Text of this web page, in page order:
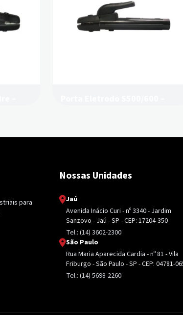
para
Nossas Unidades
Jaú
Avenida Inácio Curi - nº 3340 - Jardim
Sanzovo - Jaú - SP - CEP: 17204-350
Tel.: (14) 3602-2300
São Paulo
Rua Maria Aparecida Cardia - nº 81 - Vila
Friburgo - São Paulo - SP - CEP: 04781-
Tel.: (14) 5698-2260